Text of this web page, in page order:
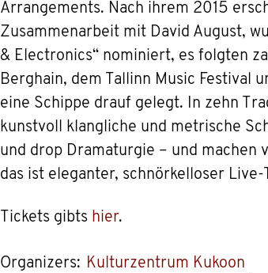
Arrangements. Nach ihrem 2015
Zusammenarbeit mit David August,
& Electronics“ nominiert, es folgten
Berghain, dem Tallinn Music Festival
eine Schippe drauf gelegt. In zehn
kunstvoll klangliche und metrische
und drop Dramaturgie – und machen
das ist eleganter, schnörkelloser Live-
Tickets gibts hier.
Organizers: Kulturzentrum Kukoon